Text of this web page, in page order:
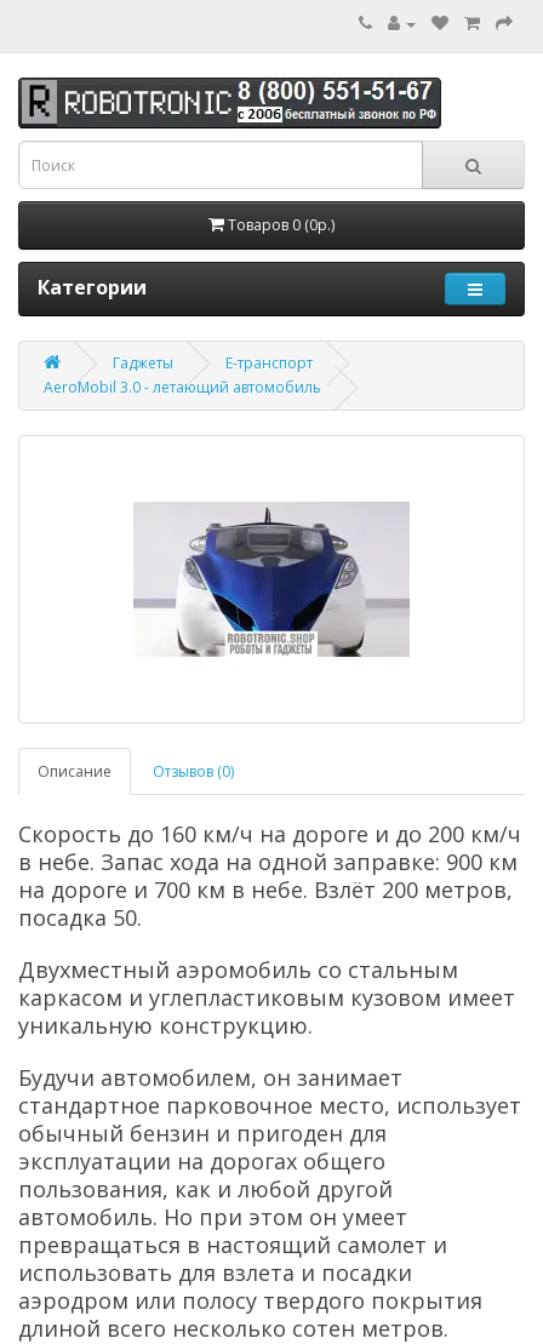
Товаров 0 (0р.)
Категории
Гаджеты
Е-транспорт
AeroMobil 3.0 - летающий автомобиль
Описание Отзывов (0)
Скорость до 160 км/ч на дороге и до 200 км/ч
в небе. Запас хода на одной заправке: 900 км
на дороге и 700 км в небе. Взлёт 200 метров,
посадка 50.
Двухместный аэромобиль со стальным
каркасом и углепластиковым кузовом имеет
уникальную конструкцию.
Будучи автомобилем, он занимает
стандартное парковочное место, использует
обычный бензин и пригоден для
эксплуатации на дорогах общего
пользования, как и любой другой
автомобиль. Но при этом он умеет
превращаться в настоящий самолет и
использовать для взлета и посадки
аэродром или полосу твердого покрытия
длиной всего несколько сотен метров.